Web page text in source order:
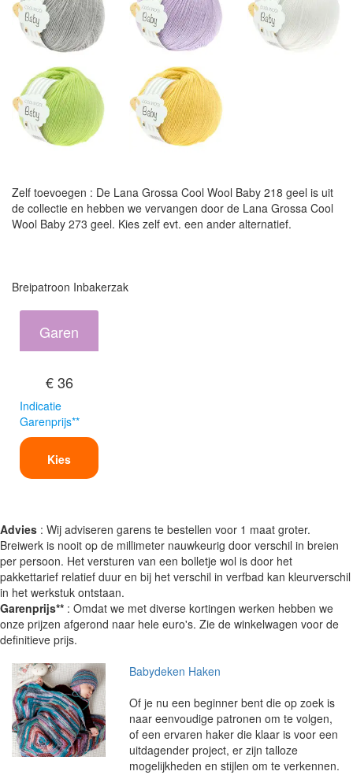
Zelf toevoegen : De Lana Grossa Cool Wool Baby 218 geel is uit
de collectie en hebben we vervangen door de Lana Grossa Cool
Wool Baby 273 geel. Kies zelf evt. een ander alternatief.
Breipatroon Inbakerzak
Garen
€ 36
Indicatie
Garenprijs**
Kies
Advies : Wij adviseren garens te bestellen voor 1 maat groter.
Breiwerk is nooit op de millimeter nauwkeurig door verschil in breien
per persoon. Het versturen van een bolletje wol is door het
pakkettarief relatief duur en bij het verschil in verfbad kan kleurverschil
in het werkstuk ontstaan.
Garenprijs** : Omdat we met diverse kortingen werken hebben we
onze prijzen afgerond naar hele euro's. Zie de winkelwagen voor de
definitieve prijs.
Babydeken Haken
Of je nu een beginner bent die op zoek is
naar eenvoudige patronen om te volgen,
of een ervaren haker die klaar is voor een
uitdagender project, er zijn talloze
mogelijkheden en stijlen om te verkennen.